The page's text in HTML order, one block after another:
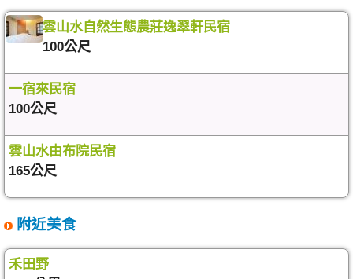
雲山水自然生態農莊逸翠軒民宿
100公尺
一宿來民宿
100公尺
雲山水由布院民宿
165公尺
附近美食
禾田野